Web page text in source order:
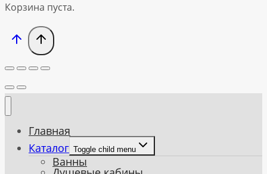
Корзина пуста.
Главная
Каталог Toggle child menu
Ванны